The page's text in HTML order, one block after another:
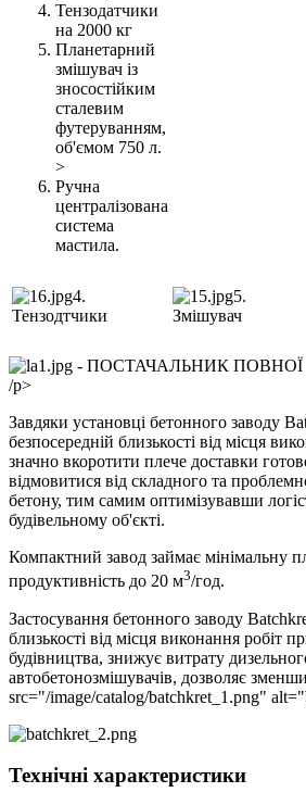
Тензодатчики
на 2000 кг
Планетарний
змішувач із
зносостійким
сталевим
футеруванням,
об'ємом 750 л.
>
Ручна
централізована
система
мастила.
4.
Тензодтчики
5.
Змішувач
- ПОСТАЧАЛЬНИК ПОВНОЇ
/p>
Завдяки установці бетонного заводу
безпосередній близькості від місця
значно вкоротити плече доставки
відмовитися від складного та
бетону, тим самим оптимізувавши
будівельному об'єкті.
Компактний завод займає мінімальну
продуктивність до 20 м3/год.
Застосування бетонного заводу
близькості від місця виконання робіт
будівництва, знижує витрату
автобетонозмішувачів, дозволяє
src="/image/catalog/batchkret_1.png"
Технічні характеристики